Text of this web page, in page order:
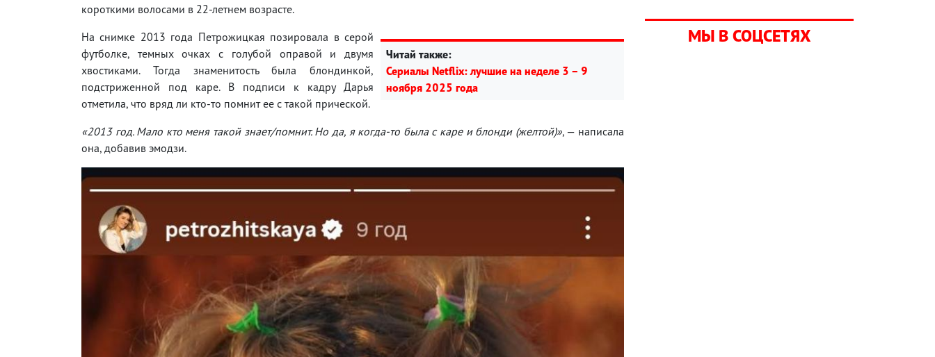
короткими волосами в 22-летнем возрасте.
Читай также:
Сериалы Netflix: лучшие на неделе 3 – 9
ноября 2025 года
На снимке 2013 года Петрожицкая позировала в серой
футболке, темных очках с голубой оправой и двумя
хвостиками. Тогда знаменитость была блондинкой,
подстриженной под каре. В подписи к кадру Дарья
отметила, что вряд ли кто-то помнит ее с такой прической.
«2013 год. Мало кто меня такой знает/помнит. Но да, я когда-то была с каре и блонди (желтой)», — написала
она, добавив эмодзи.
МЫ В СОЦСЕТЯХ